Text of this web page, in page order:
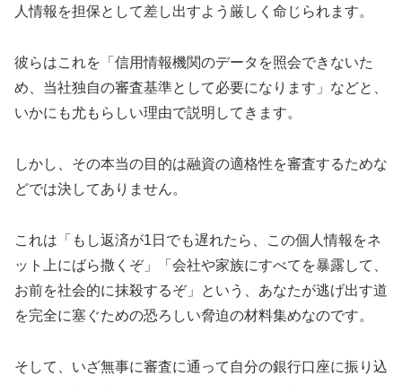
人情報を担保として差し出すよう厳しく命じられます。
彼らはこれを「信用情報機関のデータを照会できないた
め、当社独自の審査基準として必要になります」などと、
いかにも尤もらしい理由で説明してきます。
しかし、その本当の目的は融資の適格性を審査するためな
どでは決してありません。
これは「もし返済が1日でも遅れたら、この個人情報をネ
ット上にばら撒くぞ」「会社や家族にすべてを暴露して、
お前を社会的に抹殺するぞ」という、あなたが逃げ出す道
を完全に塞ぐための恐ろしい脅迫の材料集めなのです。
そして、いざ無事に審査に通って自分の銀行口座に振り込